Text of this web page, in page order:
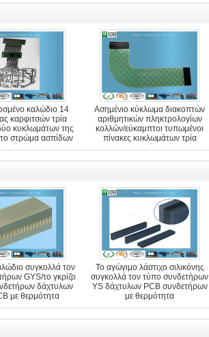
καλώδιο 14
καρφιτσών τρία
κυκλωμάτων της
στρώμα ασπίδων
ESD
Ασημένιο κύκλωμα διακοπτών
αριθμητικών πληκτρολογίων
κολλών/εύκαμπτοι τυπωμένοι
πίνακες κυκλωμάτων τρία
στρώμα
συγκολλά τον
GYS/το γκρίζο
δάχτυλων
με θερμότητα
Το αγώγιμο λάστιχο σιλικόνης
συγκολλά τον τύπο συνδετήρων
YS δάχτυλων PCB συνδετήρων
με θερμότητα